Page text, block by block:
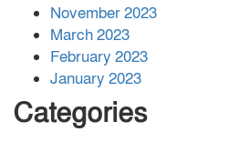
November 2023
March 2023
February 2023
January 2023
Categories